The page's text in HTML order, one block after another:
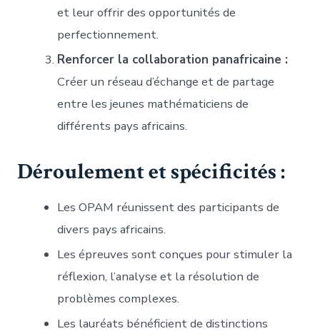
et leur offrir des opportunités de
perfectionnement.
Renforcer la collaboration panafricaine :
Créer un réseau d’échange et de partage
entre les jeunes mathématiciens de
différents pays africains.
Déroulement et spécificités :
Les OPAM réunissent des participants de
divers pays africains.
Les épreuves sont conçues pour stimuler la
réflexion, l’analyse et la résolution de
problèmes complexes.
Les lauréats bénéficient de distinctions